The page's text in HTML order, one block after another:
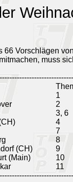
66 Vorschlägen
muss
1
2
3, 6
4
7
8
(CH)
9
(Main)
10
11